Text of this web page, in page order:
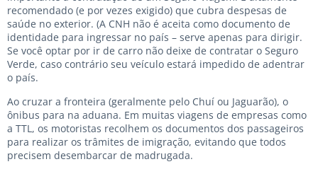
recomendado (e por vezes exigido) que cubra despesas de
saúde no exterior. (A CNH não é aceita como documento de
identidade para ingressar no país – serve apenas para dirigir.
Se você optar por ir de carro não deixe de contratar o Seguro
Verde, caso contrário seu veículo estará impedido de adentrar
o país.
Ao cruzar a fronteira (geralmente pelo Chuí ou Jaguarão), o
ônibus para na aduana. Em muitas viagens de empresas como
a TTL, os motoristas recolhem os documentos dos passageiros
para realizar os trâmites de imigração, evitando que todos
precisem desembarcar de madrugada.